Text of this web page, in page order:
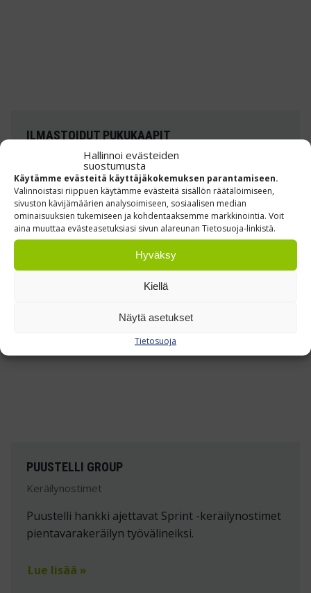
Hallinnoi evästeiden
suostumusta
Käytämme evästeitä käyttäjäkokemuksen parantamiseen.
Valinnoistasi riippuen käytämme evästeitä sisällön räätälöimiseen,
sivuston kävijämäärien analysoimiseen, sosiaalisen median
ominaisuuksien tukemiseen ja kohdentaaksemme markkinointia. Voit
aina muuttaa evästeasetuksiasi sivun alareunan Tietosuoja-linkistä.
Hyväksy
Kiellä
Näytä asetukset
Tietosuoja
ILMASTOIDUT PUKUKAAPIT
LOGISTIIKKAKESKUKSEEN
Toimitimme ilmastoidut Handy Ewo -pukukaapit
asiakkaan omilla väreillä
Lue lisää »
PUUSTELLI GROUP
Keräilynostimet
Puustelli hankki ajettavat Sprint -keräilynostimet
pientavarakeräilyn työvälineiksi.
Lue lisää »